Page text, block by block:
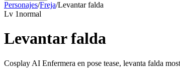
Personajes/Freja/Levantar falda
Lv 1normal
Levantar falda
Cosplay AI Enfermera en pose tease, levanta falda